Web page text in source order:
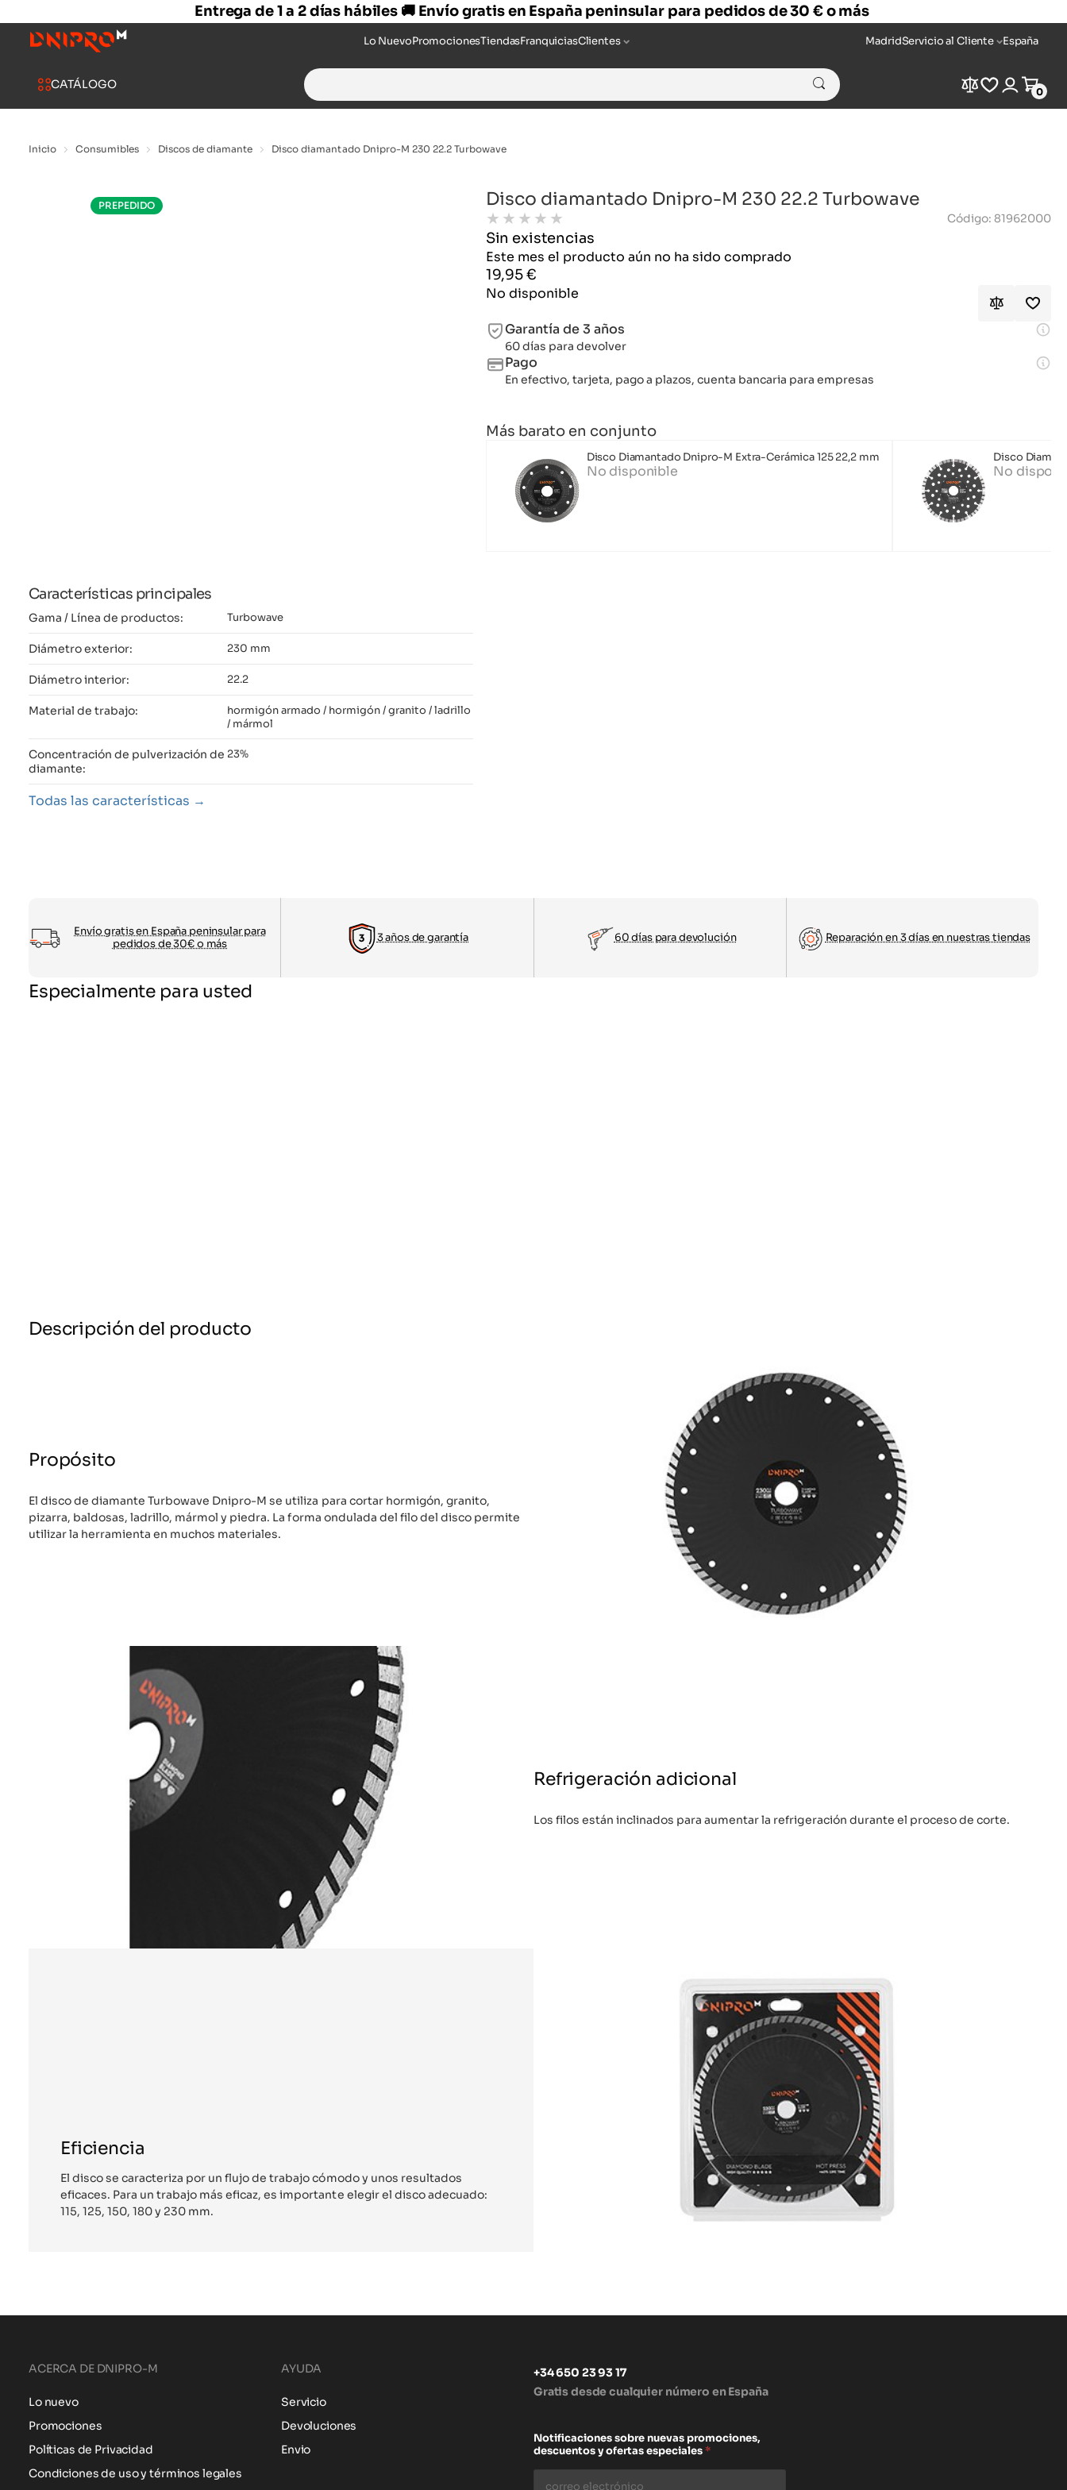
Entrega de 1 a 2 días hábiles 🚚 Envío gratis en España peninsular para pedidos de 30 € o más
Lo NuevoPromocionesTiendasFranquiciasClientes MadridServicio al Cliente España
CATÁLOGO
Search
for:
Compare
Wishlist
Login
Cart
0
Inicio Consumibles Discos de diamante Disco diamantado Dnipro-M 230 22.2 Turbowave
PREPEDIDO
Características principales
Gama / Línea de productos: Turbowave
Diámetro exterior: 230 mm
Diámetro interior: 22.2
Material de trabajo:
hormigón armado / hormigón / granito / ladrillo
/ mármol
Concentración de pulverización de
diamante:
23%
Todas las características
Disco diamantado Dnipro-M 230 22.2 Turbowave
★ ★ ★ ★ ★ Código: 81962000
Sin existencias
Este mes el producto aún no ha sido comprado
19,95€
No disponible
Garantía de 3 años
60 días para devolver
Pago
En efectivo, tarjeta, pago a plazos, cuenta bancaria para empresas
Más barato en conjunto
Disco Diamantado Dnipro-M Extra-Cerámica 125 22,2 mm
No disponible
Disco
No
Envío gratis en España peninsular para
pedidos de 30€ o más
3 años de garantía 60 días para devolución Reparación en 3 días en nuestras tiendas
Especialmente para usted
Descripción del producto
Propósito
El disco de diamante Turbowave Dnipro-M se utiliza para cortar hormigón, granito,
pizarra, baldosas, ladrillo, mármol y piedra. La forma ondulada del filo del disco permite
utilizar la herramienta en muchos materiales.
Refrigeración adicional
Los filos están inclinados para aumentar la refrigeración durante el proceso de corte.
Eficiencia
El disco se caracteriza por un flujo de trabajo cómodo y unos resultados
eficaces. Para un trabajo más eficaz, es importante elegir el disco adecuado:
115, 125, 150, 180 y 230 mm.
ACERCA DE DNIPRO-M
Lo nuevo
Promociones
Políticas de Privacidad
Condiciones de uso y términos legales
AYUDA
Servicio
Devoluciones
Envio
+34 650 23 93 17
Gratis desde cualquier número en España
Notificaciones sobre nuevas promociones,
descuentos y ofertas especiales*